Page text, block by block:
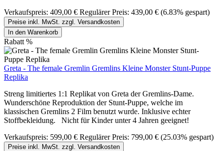
Verkaufspreis: 409,00 € Regulärer Preis: 439,00 € (6.83% gespart)
Preise inkl. MwSt. zzgl. Versandkosten
In den Warenkorb
Rabatt %
Greta - The female Gremlin Gremlins Kleine Monster Stunt-Puppe
Replika
Streng limitiertes 1:1 Replikat von Greta der Gremlins-Dame.
Wunderschöne Reproduktion der Stunt-Puppe, welche im
klassischen Gremlins 2 Film benutzt wurde. Inklusive echter
Stoffbekleidung. Nicht für Kinder unter 4 Jahren geeignet!
Verkaufspreis: 599,00 € Regulärer Preis: 799,00 € (25.03% gespart)
Preise inkl. MwSt. zzgl. Versandkosten